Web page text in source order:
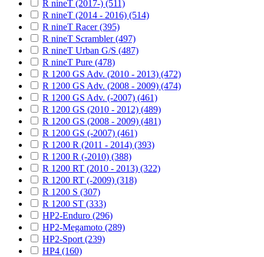
R nineT (2017-) (511)
R nineT (2014 - 2016) (514)
R nineT Racer (395)
R nineT Scrambler (497)
R nineT Urban G/S (487)
R nineT Pure (478)
R 1200 GS Adv. (2010 - 2013) (472)
R 1200 GS Adv. (2008 - 2009) (474)
R 1200 GS Adv. (-2007) (461)
R 1200 GS (2010 - 2012) (489)
R 1200 GS (2008 - 2009) (481)
R 1200 GS (-2007) (461)
R 1200 R (2011 - 2014) (393)
R 1200 R (-2010) (388)
R 1200 RT (2010 - 2013) (322)
R 1200 RT (-2009) (318)
R 1200 S (307)
R 1200 ST (333)
HP2-Enduro (296)
HP2-Megamoto (289)
HP2-Sport (239)
HP4 (160)